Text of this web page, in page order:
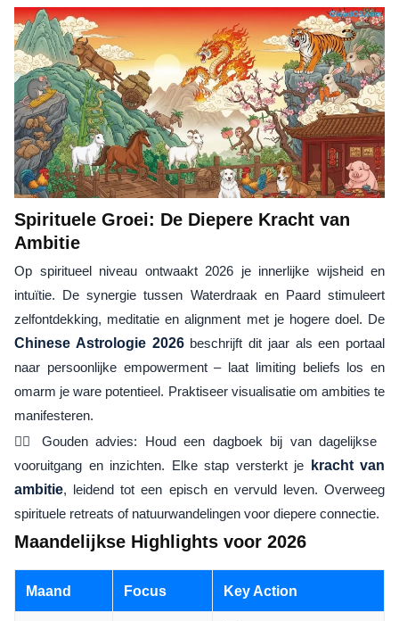
Spirituele Groei: De Diepere Kracht van
Ambitie
Op spiritueel niveau ontwaakt 2026 je innerlijke wijsheid en
intuïtie. De synergie tussen Waterdraak en Paard stimuleert
zelfontdekking, meditatie en alignment met je hogere doel. De
Chinese Astrologie 2026beschrijft dit jaar als een portaal
naar persoonlijke empowerment – laat limiting beliefs los en
omarm je ware potentieel. Praktiseer visualisatie om ambities te
manifesteren.
🧘‍♂️ Gouden advies: Houd een dagboek bij van dagelijkse
vooruitgang en inzichten. Elke stap versterkt je
kracht van
ambitie, leidend tot een episch en vervuld leven. Overweeg
spirituele retreats of natuurwandelingen voor diepere connectie.
Maandelijkse Highlights voor 2026
Maand Focus Key Action